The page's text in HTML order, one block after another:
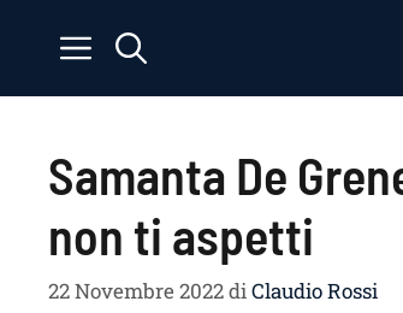
contenuto
Samanta De
non ti aspetti
22 Novembre 2022di Claudio Rossi